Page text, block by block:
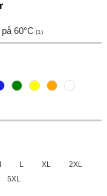
60°C (1)
L XL
2XL
5XL